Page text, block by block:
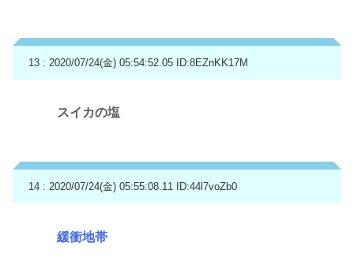
13 : 2020/07/24(金) 05:54:52.05 ID:8EZnKK17M
スイカの塩
14 : 2020/07/24(金) 05:55:08.11 ID:44l7voZb0
緩衝地帯